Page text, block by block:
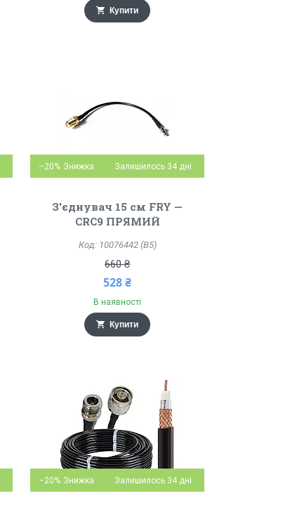
Купити
–20% Залишилось 34 дні
З'єднувач 15 см FRY —
CRC9 ПРЯМИЙ
10076442 (B5)
660 ₴
528 ₴
В наявності
Купити
–20% Залишилось 34 дні